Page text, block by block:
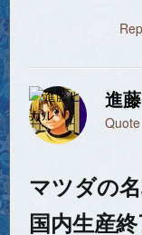
進
Quote
マツダの
国内生産